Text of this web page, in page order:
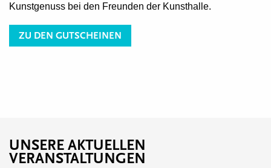
Kunstgenuss bei den Freunden der Kunsthalle.
ZU DEN GUTSCHEINEN
UNSERE AKTUELLEN
VERANSTALTUNGEN